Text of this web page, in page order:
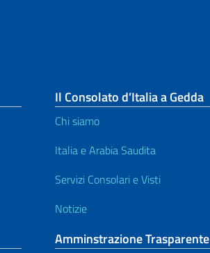
Il Consolato d’Italia a Gedda
Chi siamo
Italia e Arabia Saudita
Servizi Consolari e Visti
Notizie
Amminstrazione Trasparente